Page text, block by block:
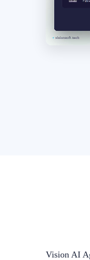
Vision AI